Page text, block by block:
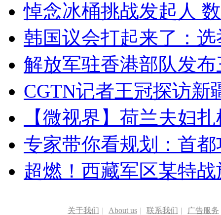
悼念冰桶挑战发起人
韩国议会打起来了：
解放军驻香港部队发
CGTN记者王冠探访新
【微视界】荷兰夫妇
专家带你看规划：首
超燃！西藏军区某特
关于我们 | About us | 联系我们 | 广告服务